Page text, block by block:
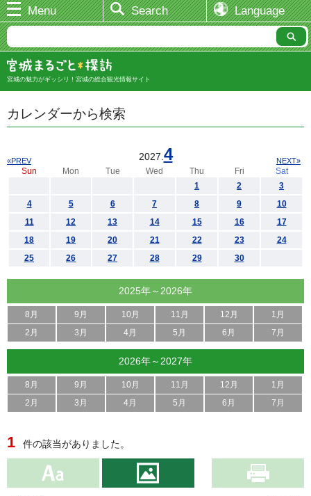
Menu Search Language
宮城の魅力がギッシリ！宮城の総合観光情報サイト
カレンダーから検索
2027. 4
«PREV NEXT»
Sun Mon Tue Wed Thu Fri
Sat
1
2
3
4
5 6 7 8 9
10
11
12 13 14 15 16
17
18
19 20 21 22 23
24
25
26 27 28 29 30
2025年～2026年
8月 9月 10月 11月 12月
1月
2月
3月 4月 5月 6月 7月
2026年～2027年
8月 9月 10月 11月 12月
1月
2月
3月 4月 5月 6月 7月
1 件の該当がありました。